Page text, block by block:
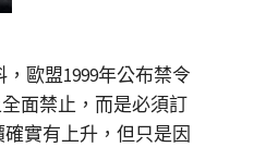
歐盟1999年公布禁令
面禁止，而是必須訂
實有上升，但只是因